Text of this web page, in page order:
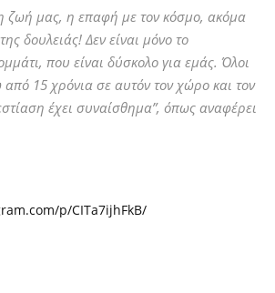
ζωή μας, η επαφή με τον κόσμο, ακόμα
δουλειάς! Δεν είναι μόνο το
που είναι δύσκολο για εμάς. Όλοι
15 χρόνια σε αυτόν τον χώρο και τον
έχει συναίσθημα”, όπως αναφέρει
p/CITa7ijhFkB/